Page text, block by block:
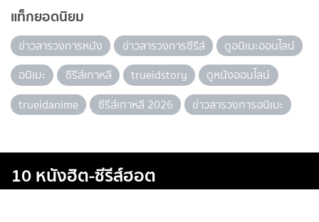
แท็กยอดนิยม
ข่าวสารวงการหนัง ข่าวสารวงการซีรีส์
ดูอนิเมะออนไลน์
อนิเมะ
ซีรีส์เกาหลี trueidstory
ดูหนังออนไลน์
trueidanime
ซีรีส์เกาหลี 2026 ข่าวสารวงการอนิเมะ
10 หนังฮิต-ซีรีส์ฮอต